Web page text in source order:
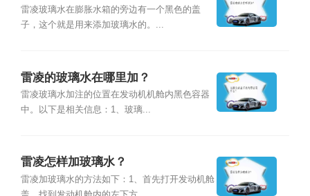
雷凌玻璃水在膨胀水箱的旁边有一个黑色的盖
子，这个就是用来添加玻璃水的。...
雷凌的玻璃水在哪里加？
雷凌玻璃水加注的位置在发动机机舱内黑色容器
中。以下是相关信息：1、玻璃...
雷凌怎样加玻璃水？
雷凌加玻璃水的方法如下：1、首先打开发动机舱